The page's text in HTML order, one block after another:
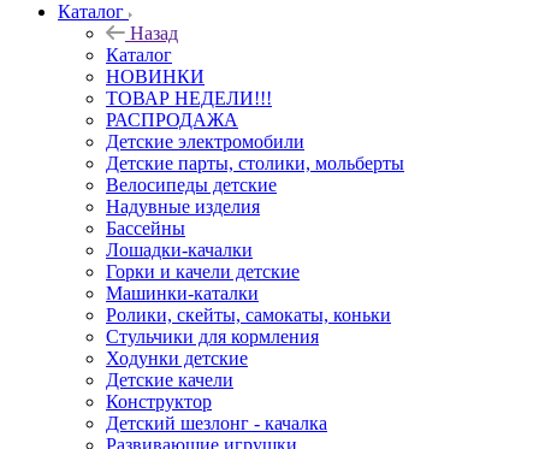
Каталог
Назад
Каталог
НОВИНКИ
ТОВАР НЕДЕЛИ!!!
РАСПРОДАЖА
Детские электромобили
Детские парты, столики, мольберты
Велосипеды детские
Надувные изделия
Бассейны
Лошадки-качалки
Горки и качели детские
Машинки-каталки
Ролики, скейты, самокаты, коньки
Стульчики для кормления
Ходунки детские
Детские качели
Конструктор
Детский шезлонг - качалка
Развивающие игрушки